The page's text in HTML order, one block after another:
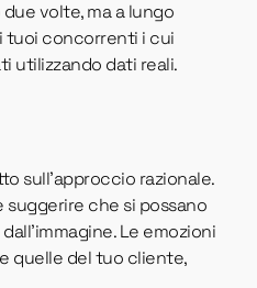
volte, ma a lungo
tuoi concorrenti i cui
utilizzando dati reali.
sull’approccio razionale.
che si possano
Le emozioni
quelle del tuo cliente,